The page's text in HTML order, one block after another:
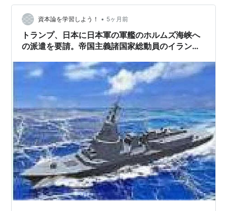
多い。
傘下にはフォースリーコン、SRIGなどの特殊部隊を抱
えている。
資本論を学習しよう！ • 5ヶ月前
トランプ、日本に日本軍の軍艦のホルムズ海峡へ
の派遣を要請。帝国主義諸国家総動員のイラン侵